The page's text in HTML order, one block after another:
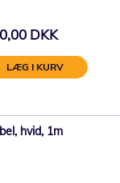
DKK
LÆG I KURV
hvid, 1m